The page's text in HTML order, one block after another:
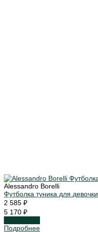
Alessandro Borelli
Футболка туника для девочки
2 585 ₽
5 170 ₽
Подробнее